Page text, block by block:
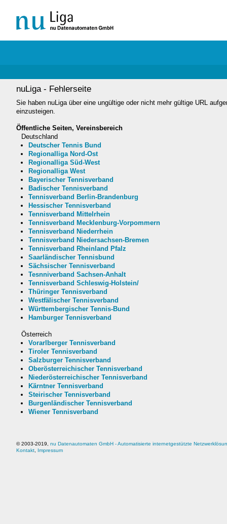
nuLiga - Fehlerseite
Sie haben nuLiga über eine ungültige oder nicht mehr gültige URL
einzusteigen.
Öffentliche Seiten, Vereinsbereich
Deutschland
Deutscher Tennis Bund
Regionalliga Nord-Ost
Regionalliga Süd-West
Regionalliga West
Bayerischer Tennisverband
Badischer Tennisverband
Tennisverband Berlin-Brandenburg
Hessischer Tennisverband
Tennisverband Mittelrhein
Tennisverband Mecklenburg-Vorpommern
Tennisverband Niederrhein
Tennisverband Niedersachsen-Bremen
Tennisverband Rheinland Pfalz
Saarländischer Tennisbund
Sächsischer Tennisverband
Tesnniverband Sachsen-Anhalt
Tennisverband Schleswig-Holstein/
Thüringer Tennisverband
Westfälischer Tennisverband
Württembergischer Tennis-Bund
Hamburger Tennisverband
Österreich
Vorarlberger Tennisverband
Tiroler Tennisverband
Salzburger Tennisverband
Oberösterreichischer Tennisverband
Niederösterreichischer Tennisverband
Kärntner Tennisverband
Steirischer Tennisverband
Burgenländischer Tennisverband
Wiener Tennisverband
© 2003-2019, nu Datenautomaten GmbH - Automatisierte internetgestützte
Kontakt
Impressum